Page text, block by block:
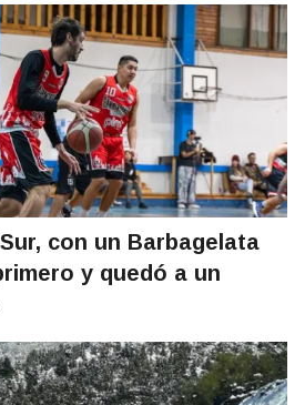
con un Barbagelata
y quedó a un